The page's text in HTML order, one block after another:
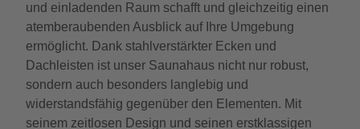
und einladenden Raum schafft und gleichzeitig einen
atemberaubenden Ausblick auf Ihre Umgebung
ermöglicht. Dank stahlverstärkter Ecken und
Dachleisten ist unser Saunahaus nicht nur robust,
sondern auch besonders langlebig und
widerstandsfähig gegenüber den Elementen. Mit
seinem zeitlosen Design und seinen erstklassigen